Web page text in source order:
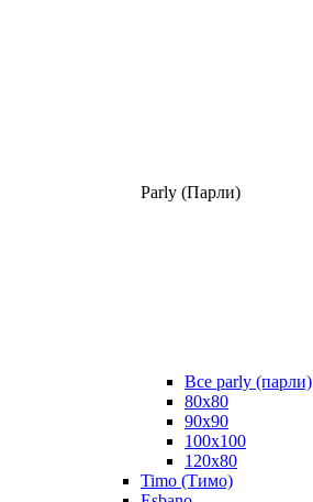
Parly (Парли)
Все parly (парли)
80x80
90x90
100x100
120x80
Timo (Тимо)